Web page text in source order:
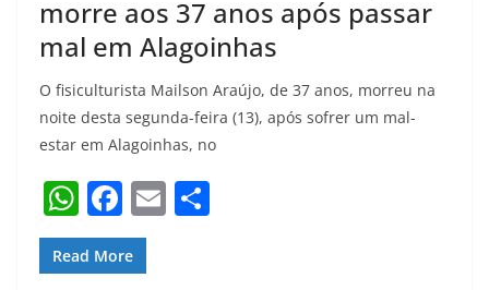
morre aos 37 anos após passar
mal em Alagoinhas
O fisiculturista Mailson Araújo, de 37 anos, morreu na
noite desta segunda-feira (13), após sofrer um mal-
estar em Alagoinhas, no
W
h
at
F
a
c
E
Read More